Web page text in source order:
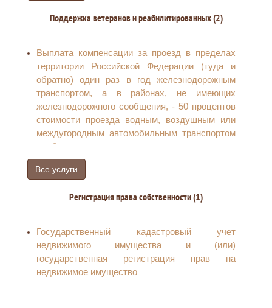
Поддержка ветеранов и реабилитированных (2)
Выплата компенсации за проезд в пределах
территории Российской Федерации (туда и
обратно) один раз в год железнодорожным
транспортом, а в районах, не имеющих
железнодорожного сообщения, - 50 процентов
стоимости проезда водным, воздушным или
междугородным автомобильным транспортом
реабилитированным гражданам
Снижение стоимости лекарств по рецепту
врача на 50 процентов
Все услуги
Регистрация права собственности (1)
Государственный кадастровый учет
недвижимого имущества и (или)
государственная регистрация прав на
недвижимое имущество